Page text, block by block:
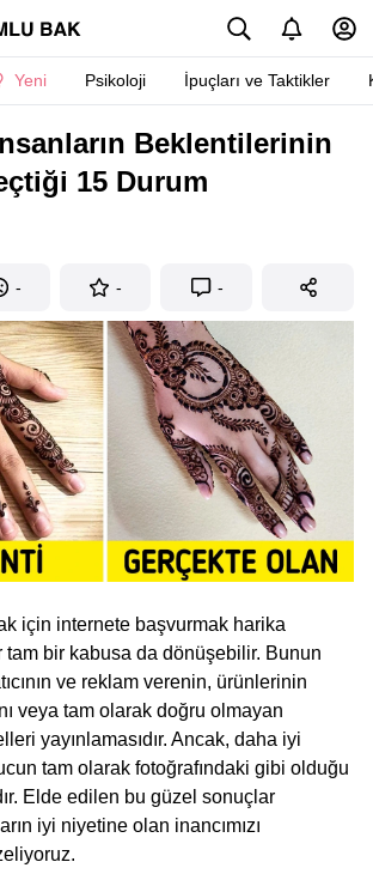
Yeni Psikoloji İpuçları ve Taktikler
Beklentilerinin
15 Durum
- - -
için internete başvurmak harika
bir kabusa da dönüşebilir. Bunun
ve reklam verenin, ürünlerinin
veya tam olarak doğru olmayan
yayınlamasıdır. Ancak, daha iyi
tam olarak fotoğrafındaki gibi olduğu
Elde edilen bu güzel sonuçlar
iyi niyetine olan inancımızı